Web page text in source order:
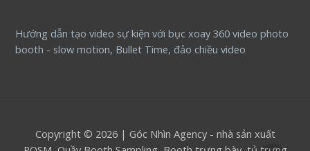
Hướng dẫn tạo video sự kiện với bục xoay 360 video photo
booth - slow motion, Bullet Time, đảo chiều video
Copyright © 2026 | Góc Nhìn Agency - nhà sản xuất